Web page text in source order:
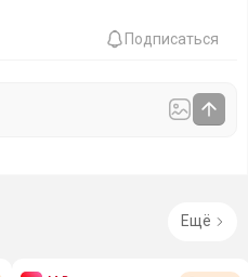
Подписаться
Ещё